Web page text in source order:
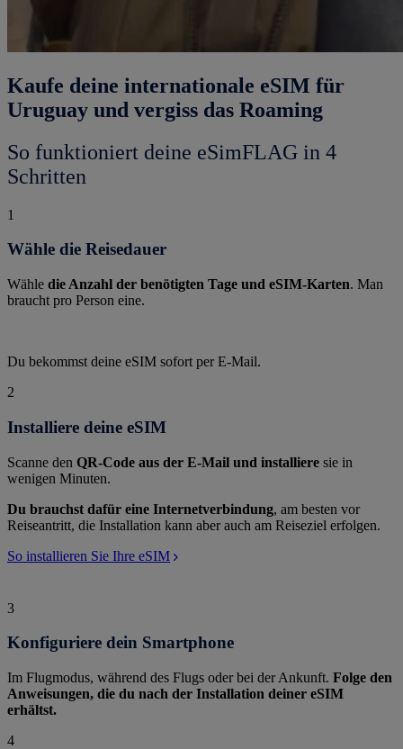
Kaufe deine internationale eSIM für
Uruguay und vergiss das Roaming
So funktioniert deine eSimFLAG in 4
Schritten
1
Wähle die Reisedauer
Wähle die Anzahl der benötigten Tage und eSIM-Karten. Man
braucht pro Person eine.
Du bekommst deine eSIM sofort per E-Mail.
2
Installiere deine eSIM
Scanne den QR-Code aus der E-Mail und installiere sie in
wenigen Minuten.
Du brauchst dafür eine Internetverbindung, am besten vor
Reiseantritt, die Installation kann aber auch am Reiseziel erfolgen.
So installieren Sie Ihre eSIM
3
Konfiguriere dein Smartphone
Im Flugmodus, während des Flugs oder bei der Ankunft. Folge den
Anweisungen, die du nach der Installation deiner eSIM
erhältst.
4